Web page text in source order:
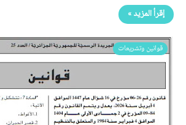
إقرأ المزيد »
قوانين وتشريعات